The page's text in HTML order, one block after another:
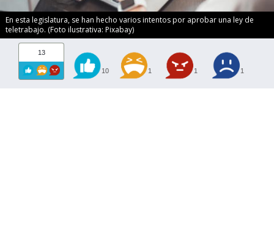
En esta legislatura, se han hecho varios intentos por aprobar una ley de
teletrabajo. (Foto ilustrativa: Pixabay)
13
10 1 1 1